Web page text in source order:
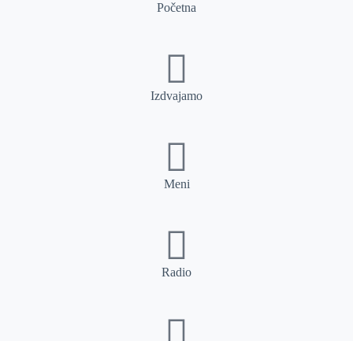
Početna
Izdvajamo
Meni
Radio